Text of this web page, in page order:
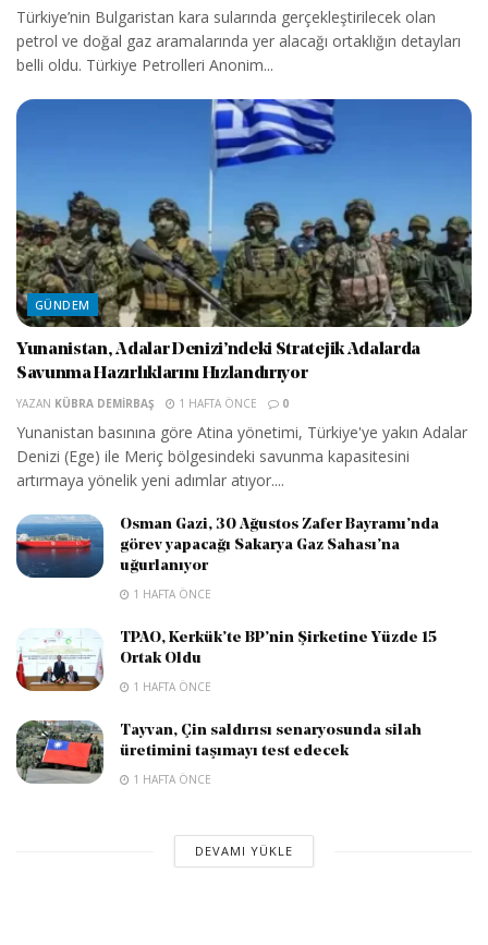
Türkiye’nin Bulgaristan kara sularında gerçekleştirilecek olan
petrol ve doğal gaz aramalarında yer alacağı ortaklığın detayları
belli oldu. Türkiye Petrolleri Anonim...
GÜNDEM
Yunanistan, Adalar Denizi’ndeki Stratejik Adalarda
Savunma Hazırlıklarını Hızlandırıyor
YAZAN KÜBRA DEMIRBAŞ 1 HAFTA ÖNCE 0
Yunanistan basınına göre Atina yönetimi, Türkiye'ye yakın Adalar
Denizi (Ege) ile Meriç bölgesindeki savunma kapasitesini
artırmaya yönelik yeni adımlar atıyor....
Osman Gazi, 30 Ağustos Zafer Bayramı’nda
görev yapacağı Sakarya Gaz Sahası’na
uğurlanıyor
1 HAFTA ÖNCE
TPAO, Kerkük’te BP’nin Şirketine Yüzde 15
Ortak Oldu
1 HAFTA ÖNCE
Tayvan, Çin saldırısı senaryosunda silah
üretimini taşımayı test edecek
1 HAFTA ÖNCE
DEVAMI YÜKLE